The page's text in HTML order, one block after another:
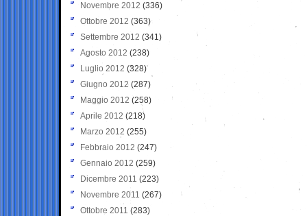
Novembre 2012 (336)
Ottobre 2012 (363)
Settembre 2012 (341)
Agosto 2012 (238)
Luglio 2012 (328)
Giugno 2012 (287)
Maggio 2012 (258)
Aprile 2012 (218)
Marzo 2012 (255)
Febbraio 2012 (247)
Gennaio 2012 (259)
Dicembre 2011 (223)
Novembre 2011 (267)
Ottobre 2011 (283)